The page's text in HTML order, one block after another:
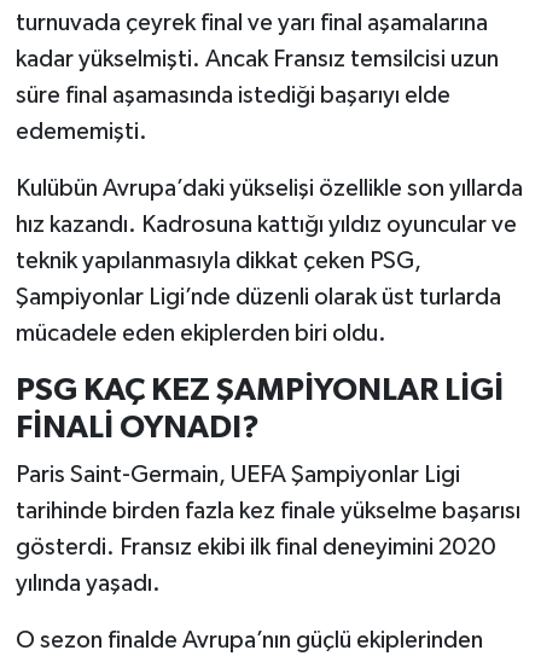
turnuvada çeyrek final ve yarı final aşamalarına
kadar yükselmişti. Ancak Fransız temsilcisi uzun
süre final aşamasında istediği başarıyı elde
edememişti.
Kulübün Avrupa’daki yükselişi özellikle son yıllarda
hız kazandı. Kadrosuna kattığı yıldız oyuncular ve
teknik yapılanmasıyla dikkat çeken PSG,
Şampiyonlar Ligi’nde düzenli olarak üst turlarda
mücadele eden ekiplerden biri oldu.
PSG KAÇ KEZ ŞAMPİYONLAR LİGİ
FİNALİ OYNADI?
Paris Saint-Germain, UEFA Şampiyonlar Ligi
tarihinde birden fazla kez finale yükselme başarısı
gösterdi. Fransız ekibi ilk final deneyimini 2020
yılında yaşadı.
O sezon finalde Avrupa’nın güçlü ekiplerinden